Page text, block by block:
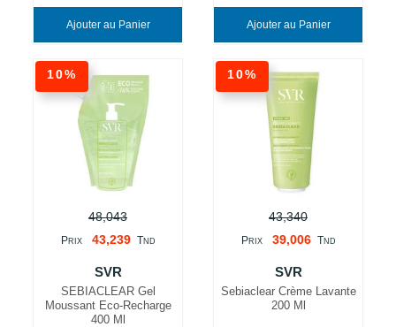
Ajouter au Panier Ajouter au Panier
10%
48,043
PRIX 43,239 TND
SVR
SEBIACLEAR Gel
Moussant Eco-Recharge
400 Ml
10%
43,340
PRIX 39,006 TND
SVR
Sebiaclear Crème Lavante
200 Ml